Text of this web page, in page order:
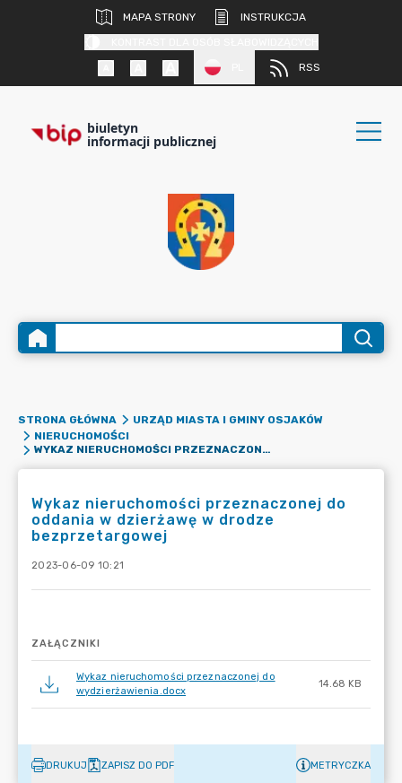
MAPA STRONY
INSTRUKCJA
RSS
biuletyn
informacji publicznej
STRONA GŁÓWNA
URZĄD MIASTA I GMINY OSJAKÓW
NIERUCHOMOŚCI
WYKAZ NIERUCHOMOŚCI PRZEZNACZONEJ DO ODDANIA W DZIERŻAWĘ W DRODZE BEZPRZETARGOWEJ
Wykaz nieruchomości przeznaczonej do
oddania w dzierżawę w drodze
bezprzetargowej
2023-06-09 10:21
ZAŁĄCZNIKI
Wykaz nieruchomości przeznaczonej do
wydzierżawienia.docx
14.68 KB
DRUKUJ ZAPISZ DO PDF METRYCZKA